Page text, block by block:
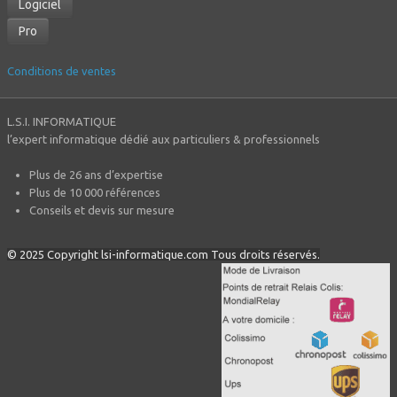
Logiciel
Pro
Conditions de ventes
L.S.I. INFORMATIQUE
l’expert informatique dédié aux particuliers & professionnels
Plus de 26 ans d’expertise
Plus de 10 000 références
Conseils et devis sur mesure
© 2025 Copyright lsi-informatique.com Tous droits réservés.